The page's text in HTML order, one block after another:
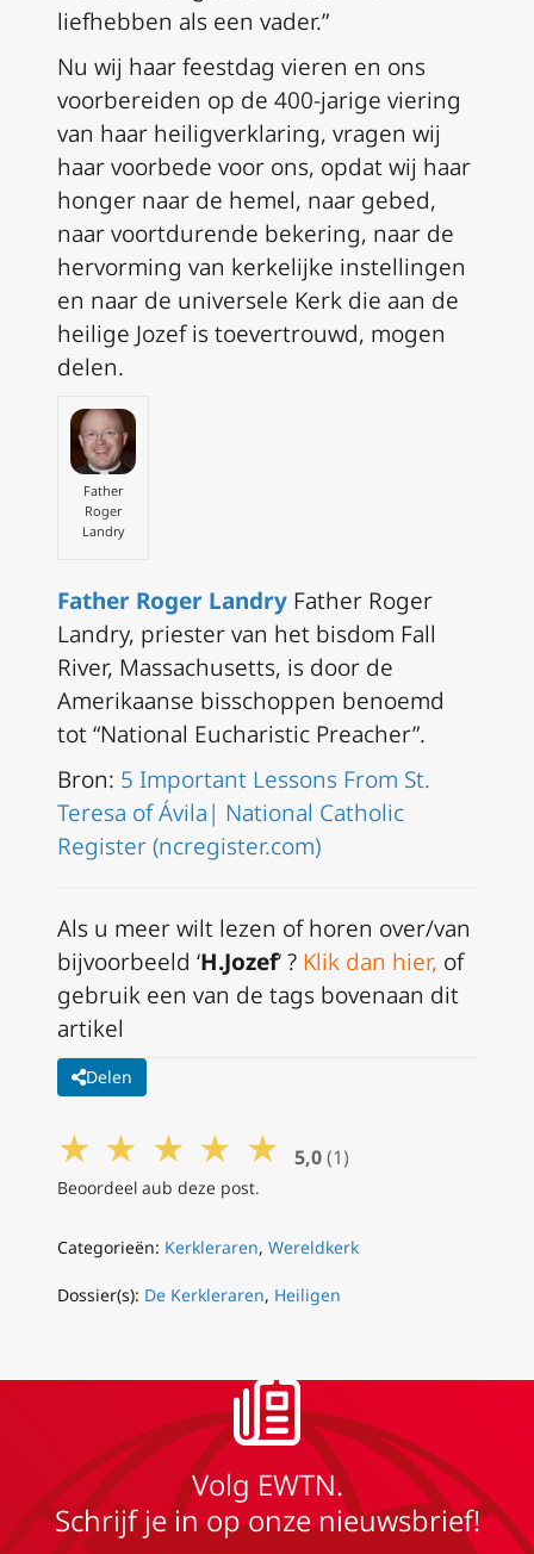
liefhebben als een vader.”
Nu wij haar feestdag vieren en ons
voorbereiden op de 400-jarige viering
van haar heiligverklaring, vragen wij
haar voorbede voor ons, opdat wij haar
honger naar de hemel, naar gebed,
naar voortdurende bekering, naar de
hervorming van kerkelijke instellingen
en naar de universele Kerk die aan de
heilige Jozef is toevertrouwd, mogen
delen.
Father
Roger
Landry
Father Roger Landry Father Roger
Landry, priester van het bisdom Fall
River, Massachusetts, is door de
Amerikaanse bisschoppen benoemd
tot “National Eucharistic Preacher”.
Bron: 5 Important Lessons From St.
Teresa of Ávila| National Catholic
Register (ncregister.com)
Als u meer wilt lezen of horen over/van
bijvoorbeeld ‘H.Jozef‘ ? Klik dan hier, of
gebruik een van de tags bovenaan dit
artikel
Delen
★ ★ ★ ★ ★ 5,0 (1)
Beoordeel aub deze post.
Categorieën: Kerkleraren, Wereldkerk
Dossier(s): De Kerkleraren, Heiligen
Volg EWTN.
Schrijf je in op onze nieuwsbrief!